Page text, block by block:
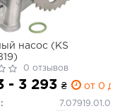
насос (KS
0 отзывов
- 3 293 ₴ от 0
7.07919.01.0